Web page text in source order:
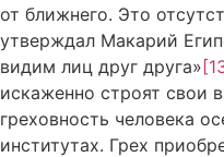
от ближнего. Это
утверждал Макарий
видим лиц друг друга»
искаженно строят свои
греховность человека
институтах. Грех